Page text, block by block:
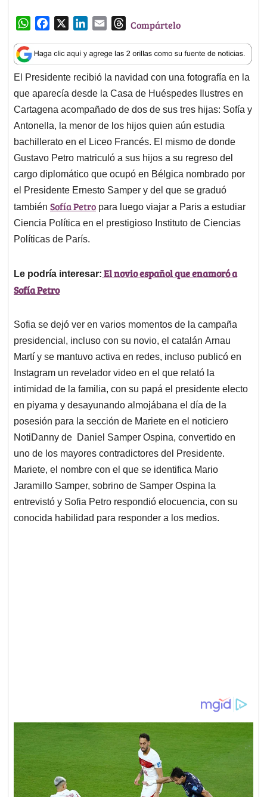
W
a
t
s
A
p
p
c
e
b
o
o
k
n
k
e
d
I
n
a
i
l
T
r
e
a
d
s
Compártelo
El Presidente recibió la navidad con una fotografía en la
que aparecía desde la Casa de Huéspedes Ilustres en
Cartagena acompañado de dos de sus tres hijas: Sofía y
Antonella, la menor de los hijos quien aún estudia
bachillerato en el Liceo Francés. El mismo de donde
Gustavo Petro matriculó a sus hijos a su regreso del
cargo diplomático que ocupó en Bélgica nombrado por
el Presidente Ernesto Samper y del que se graduó
también Sofía Petro para luego viajar a Paris a estudiar
Ciencia Política en el prestigioso Instituto de Ciencias
Políticas de París.
Le podría interesar: El novio español que enamoró a
Sofía Petro
Sofia se dejó ver en varios momentos de la campaña
presidencial, incluso con su novio, el catalán Arnau
Martí y se mantuvo activa en redes, incluso publicó en
Instagram un revelador video en el que relató la
intimidad de la familia, con su papá el presidente electo
en piyama y desayunando almojábana el día de la
posesión para la sección de Mariete en el noticiero
NotiDanny de Daniel Samper Ospina, convertido en
uno de los mayores contradictores del Presidente.
Mariete, el nombre con el que se identifica Mario
Jaramillo Samper, sobrino de Samper Ospina la
entrevistó y Sofia Petro respondió elocuencia, con su
conocida habilidad para responder a los medios.